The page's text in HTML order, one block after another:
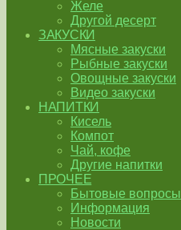
Желе
Другой десерт
ЗАКУСКИ
Мясные закуски
Рыбные закуски
Овощные закуски
Видео закуски
НАПИТКИ
Кисель
Компот
Чай, кофе
Другие напитки
ПРОЧЕЕ
Бытовые вопросы
Информация
Новости